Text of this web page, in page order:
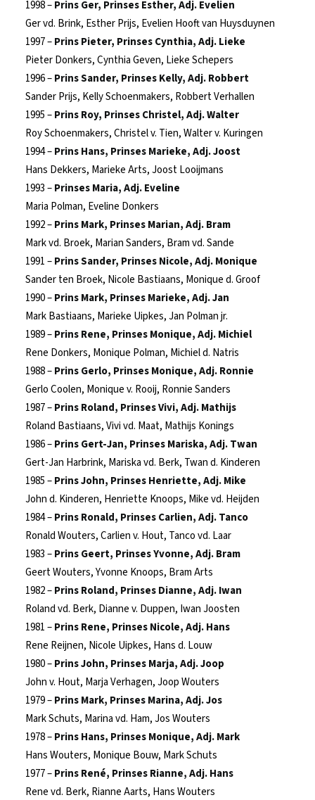
1998 –Prins Ger, Prinses Esther, Adj. Evelien
Ger vd. Brink, Esther Prijs, Evelien Hooft van Huysduynen
1997 –Prins Pieter, Prinses Cynthia, Adj. Lieke
Pieter Donkers, Cynthia Geven, Lieke Schepers
1996 –Prins Sander, Prinses Kelly, Adj. Robbert
Sander Prijs, Kelly Schoenmakers, Robbert Verhallen
1995 –Prins Roy, Prinses Christel, Adj. Walter
Roy Schoenmakers, Christel v. Tien, Walter v. Kuringen
1994 –Prins Hans, Prinses Marieke, Adj. Joost
Hans Dekkers, Marieke Arts, Joost Looijmans
1993 –Prinses Maria, Adj. Eveline
Maria Polman, Eveline Donkers
1992 –Prins Mark, Prinses Marian, Adj. Bram
Mark vd. Broek, Marian Sanders, Bram vd. Sande
1991 –Prins Sander, Prinses Nicole, Adj. Monique
Sander ten Broek, Nicole Bastiaans, Monique d. Groof
1990 –Prins Mark, Prinses Marieke, Adj. Jan
Mark Bastiaans, Marieke Uipkes, Jan Polman jr.
1989 –Prins Rene, Prinses Monique, Adj. Michiel
Rene Donkers, Monique Polman, Michiel d. Natris
1988 –Prins Gerlo, Prinses Monique, Adj. Ronnie
Gerlo Coolen, Monique v. Rooij, Ronnie Sanders
1987 –Prins Roland, Prinses Vivi, Adj. Mathijs
Roland Bastiaans, Vivi vd. Maat, Mathijs Konings
1986 –Prins Gert-Jan, Prinses Mariska, Adj. Twan
Gert-Jan Harbrink, Mariska vd. Berk, Twan d. Kinderen
1985 –Prins John, Prinses Henriette, Adj. Mike
John d. Kinderen, Henriette Knoops, Mike vd. Heijden
1984 –Prins Ronald, Prinses Carlien, Adj. Tanco
Ronald Wouters, Carlien v. Hout, Tanco vd. Laar
1983 –Prins Geert, Prinses Yvonne, Adj. Bram
Geert Wouters, Yvonne Knoops, Bram Arts
1982 –Prins Roland, Prinses Dianne, Adj. Iwan
Roland vd. Berk, Dianne v. Duppen, Iwan Joosten
1981 –Prins Rene, Prinses Nicole, Adj. Hans
Rene Reijnen, Nicole Uipkes, Hans d. Louw
1980 –Prins John, Prinses Marja, Adj. Joop
John v. Hout, Marja Verhagen, Joop Wouters
1979 –Prins Mark, Prinses Marina, Adj. Jos
Mark Schuts, Marina vd. Ham, Jos Wouters
1978 –Prins Hans, Prinses Monique, Adj. Mark
Hans Wouters, Monique Bouw, Mark Schuts
1977 –Prins René, Prinses Rianne, Adj. Hans
Rene vd. Berk, Rianne Aarts, Hans Wouters